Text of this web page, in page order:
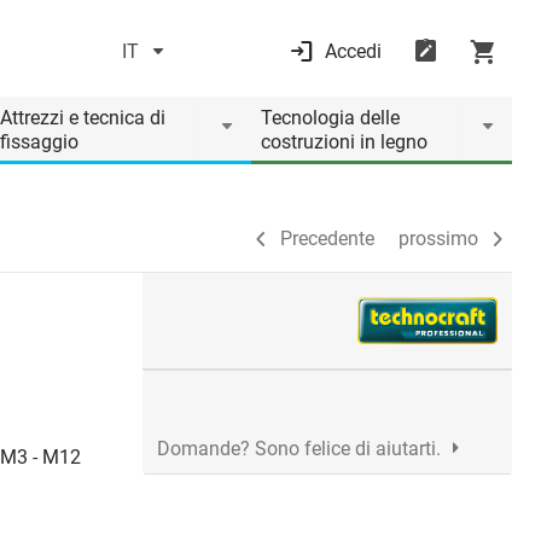
IT Accedi
Attrezzi e tecnica di
fissaggio
Tecnologia delle
costruzioni in legno
Precedente prossimo
Precedente prossimo
- M12 Domande? Sono felice di aiutarti.